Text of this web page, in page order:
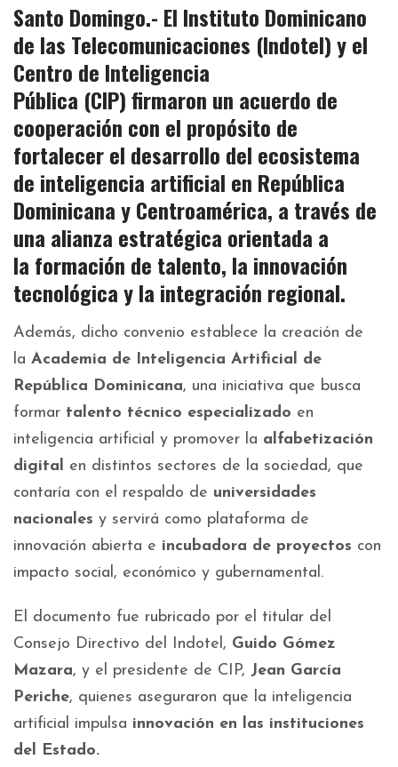
Santo Domingo.- El Instituto Dominicano
de las Telecomunicaciones (Indotel)y el
Centro de Inteligencia
Pública (CIP)firmaron un acuerdo de
cooperación con el propósito de
fortalecer el desarrollo del ecosistema
de inteligencia artificial en República
Dominicana y Centroamérica, a través de
una alianza estratégica orientada a
la formación de talento, la innovación
tecnológica y la integración regional.
Además, dicho convenio establece la creación de
la Academia de Inteligencia Artificial de
República Dominicana, una iniciativa que busca
formar talento técnico especializado en
inteligencia artificial y promover la alfabetización
digital en distintos sectores de la sociedad, que
contaría con el respaldo de universidades
nacionales y servirá como plataforma de
innovación abierta e incubadora de proyectos con
impacto social, económico y gubernamental.
El documento fue rubricado por el titular del
Consejo Directivo del Indotel, Guido Gómez
Mazara, y el presidente de CIP, Jean García
Periche, quienes aseguraron que la inteligencia
artificial impulsa innovación en las instituciones
del Estado.